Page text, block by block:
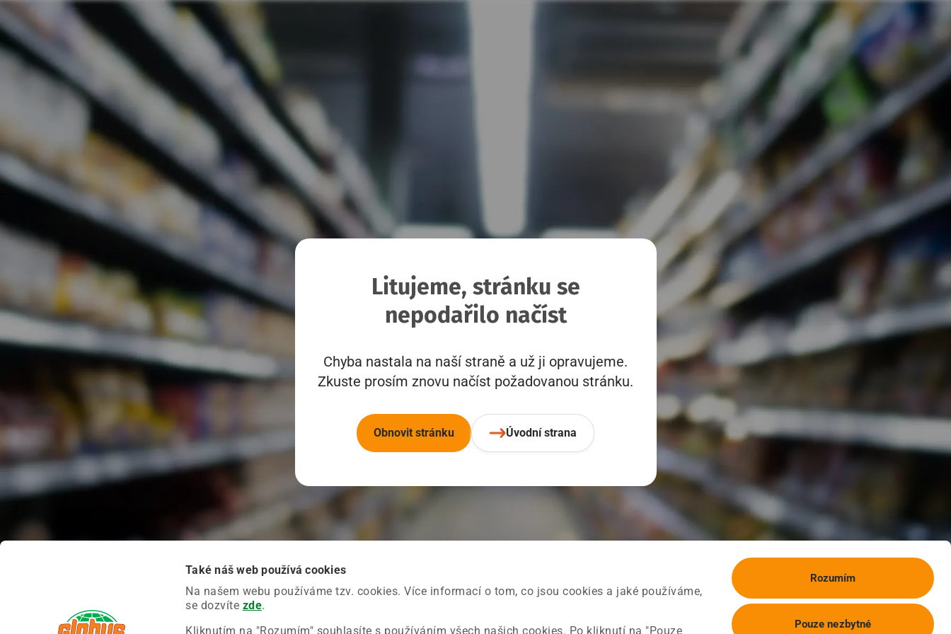
Také náš web používá cookies
Na našem webu používáme tzv. cookies. Více informací o tom, co jsou cookies a jaké používáme,
se dozvíte zde.
Kliknutím na "Rozumím" souhlasíte s používáním všech našich cookies. Po kliknutí na "Pouze
Rozumím
Pouze nezbytné
Litujeme, stránku se
nepodařilo načíst
Chyba nastala na naší straně a už ji opravujeme.
Zkuste prosím znovu načíst požadovanou stránku.
Obnovit stránku Úvodní strana